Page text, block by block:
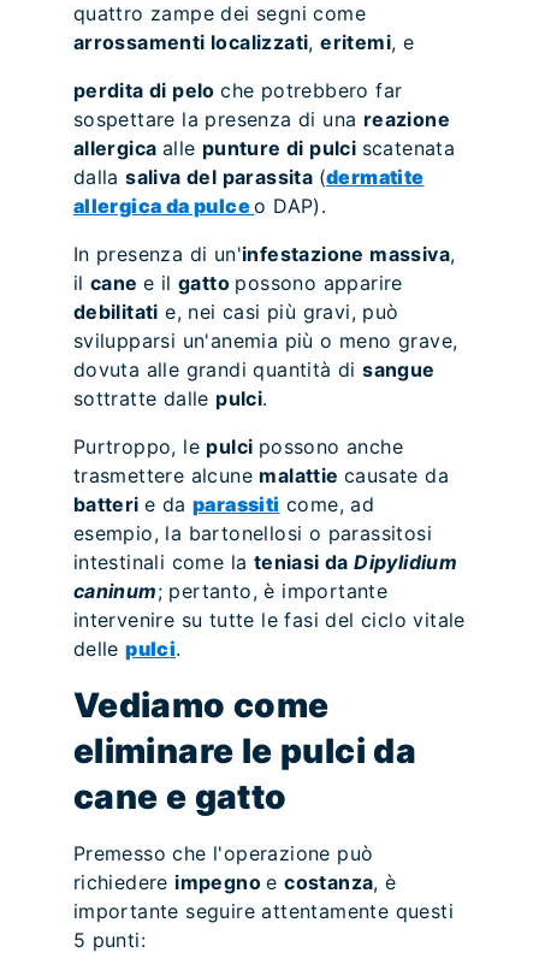
quattro zampe dei segni come
arrossamenti localizzati,eritemi, e
perdita di peloche potrebbero far
sospettare la presenza di una reazione
allergica alle punture di pulci scatenata
dallasaliva del parassita (dermatite
allergica da pulceo DAP).
In presenza di un'infestazione massiva,
il cane e il gatto possono apparire
debilitati e, nei casi più gravi, può
svilupparsi un'anemia più o meno grave,
dovuta alle grandi quantità disangue
sottratte dalle pulci.
Purtroppo, le pulci possono anche
trasmettere alcune malattie causate da
batteri e da parassiti come, ad
esempio, la bartonellosi o parassitosi
intestinali come la teniasi daDipylidium
caninum; pertanto, è importante
intervenire su tutte le fasi del ciclo vitale
dellepulci.
Vediamo come
eliminare le pulci da
cane e gatto
Premesso che l'operazione può
richiedere impegnoecostanza, è
importante seguire attentamente questi
5 punti: